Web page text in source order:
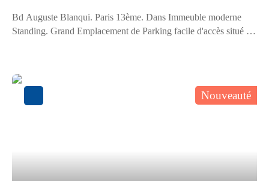
Bd Auguste Blanqui. Paris 13ème. Dans Immeuble moderne
Standing. Grand Emplacement de Parking facile d'accès situé au
charges (régularisation annuelle). Dépôt de garantie : 160,00
Euros. Honoraires charge locataire : 252,00 Euros TTC.
Nouveauté